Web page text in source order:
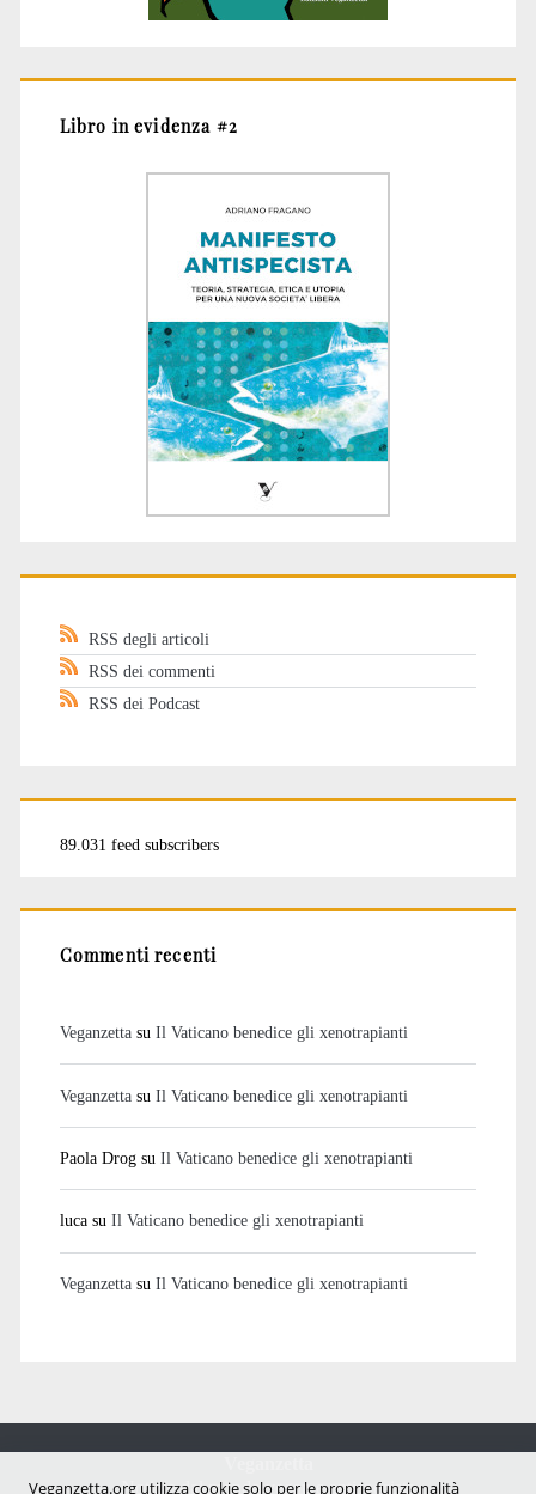
Libro in evidenza #2
RSS degli articoli
RSS dei commenti
RSS dei Podcast
89.031 feed subscribers
Commenti recenti
Veganzettasu Il Vaticano benedice gli xenotrapianti
Veganzettasu Il Vaticano benedice gli xenotrapianti
Paola Drogsu Il Vaticano benedice gli xenotrapianti
lucasu Il Vaticano benedice gli xenotrapianti
Veganzettasu Il Vaticano benedice gli xenotrapianti
Notizie dal mondo vegan e antispecista
Veganzetta.org utilizza cookie solo per le proprie funzionalità